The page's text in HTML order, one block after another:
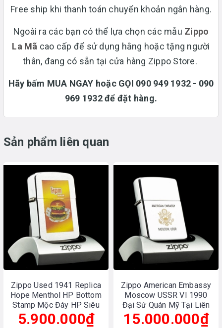
Free ship khi thanh toán chuyển khoản ngân hàng.
Ngoài ra các bạn có thể lựa chọn các mẫu Zippo
La Mã cao cấp để sử dụng hằng hoặc tặng người
thân, đang có sẵn tại cửa hàng Zippo Store.
Hãy bấm MUA NGAY hoặc GỌI 090 949 1932 - 090
969 1932 để đặt hàng.
Sản phẩm liên quan
Zippo Used 1941 Replica
Hope Menthol HP Bottom
Stamp Mộc Đáy HP Siêu
Hiếm - Đã Sử Dụng
5.900.000₫
Zippo American Embassy
Moscow USSR VI 1990
Đại Sứ Quán Mỹ Tại Liên
Xô Rất Hiếm - Đã Sử Dụng
15.000.000₫